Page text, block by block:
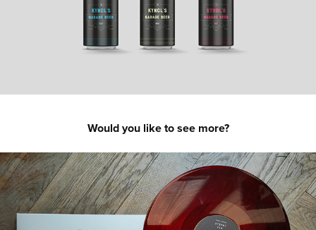
Would you like to see more?